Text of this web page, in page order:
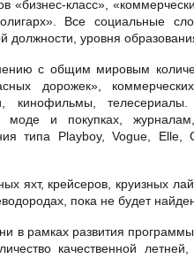
«бизнес-класс»,
Все социальные
должности, уровня
с общим мировым
дорожек»,
кинофильмы,
моде и покупках,
типа Playboy, Vogue,
яхт, крейсеров, круизных
пока не будет
в рамках развития
качественной